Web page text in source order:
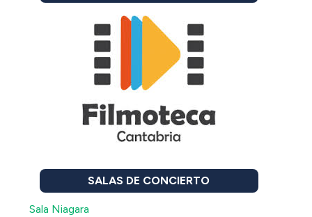
SALAS DE CONCIERTO
Sala Niagara